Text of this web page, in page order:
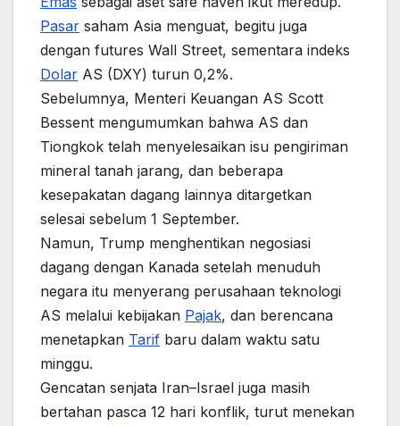
Pasar saham Asia menguat, begitu juga
dengan futures Wall Street, sementara indeks
Dolar AS (DXY) turun 0,2%.
Sebelumnya, Menteri Keuangan AS Scott
Bessent mengumumkan bahwa AS dan
Tiongkok telah menyelesaikan isu pengiriman
mineral tanah jarang, dan beberapa
kesepakatan dagang lainnya ditargetkan
selesai sebelum 1 September.
Namun, Trump menghentikan negosiasi
dagang dengan Kanada setelah menuduh
negara itu menyerang perusahaan teknologi
AS melalui kebijakan Pajak, dan berencana
menetapkan Tarif baru dalam waktu satu
minggu.
Gencatan senjata Iran–Israel juga masih
bertahan pasca 12 hari konflik, turut menekan